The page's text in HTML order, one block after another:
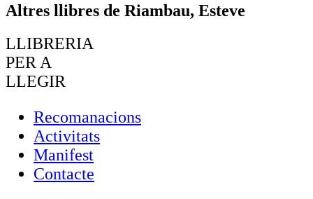
Altres llibres de Riambau, Esteve
LLIBRERIA
PER A
LLEGIR
Recomanacions
Activitats
Manifest
Contacte